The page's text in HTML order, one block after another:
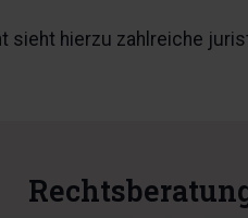
sieht hierzu zahlreiche